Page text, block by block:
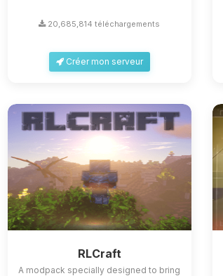
20,685,814 téléchargements
Créer mon serveur
RLCraft
A modpack specially designed to bring